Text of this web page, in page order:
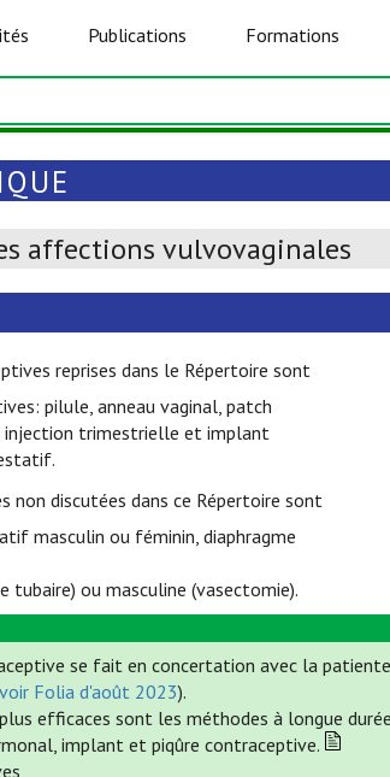
Publications Formations
affections vulvovaginales
reprises dans le Répertoire sont
pilule, anneau vaginal, patch
injection trimestrielle et implant
non discutées dans ce Répertoire sont
masculin ou féminin, diaphragme
ou masculine (vasectomie).
se fait en concertation avec la
voir Folia d'août 2023).
efficaces sont les méthodes à longue
implant et piqûre contraceptive.